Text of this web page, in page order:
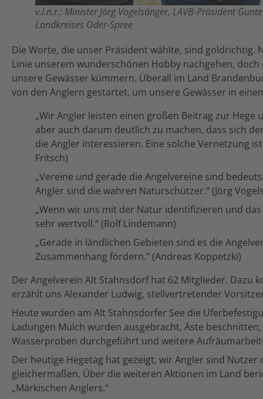
v.l.n.r.: Minister Jörg Vogelsänger, LAVB-Präsident
Landkreises Oder-Spree
Die Worte, die unser Präsident wählte, sind goldrichtig.
Linie unserem wunderschönen Hobby nachgehen,
unsere Gewässer kümmern. Überall im Land
von den Anglern gestartet, um unsere Gewässer in
„Wir Angler leisten einen großen Beitrag zur Hege
aber auch darum deutlich zu machen, dass sich
die Angler interessieren. Eine solche Vernetzung
Fritsch)
„Vereine und gerade die Angelvereine sind
Angler sind die wahren Naturschützer.“ (Jörg
„Wenn wir uns mit der Natur identifizieren und
sehr wertvoll.“ (Rolf Lindemann)
„Gerade in ländlichen Gebieten sind es die
Zusammenhang fördern.“ (Andreas Koppetzki)
Der Angelverein Alt Stahnsdorf hat 62 Mitglieder. Dazu
erzählt uns Alexander Ludwig, stellvertretender
Heute wurden am Alt Stahnsdorfer See die
Ladungen Mulch wurden ausgebracht, Äste
Wasserproben durchgeführt und weitere
Der heutige Hegetag hat gezeigt, wir Angler sind
gleichermaßen. Über die weiteren Aktionen im Land
„Märkischen Anglers.“